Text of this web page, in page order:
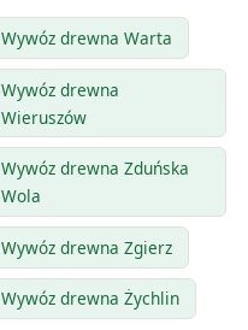
Wywóz drewna Warta
Wywóz drewna
Wieruszów
Wywóz drewna Zduńska
Wola
Wywóz drewna Zgierz
Wywóz drewna Żychlin